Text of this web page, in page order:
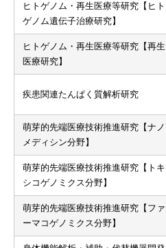
ヒトゲノム・再生医療等研究【ヒト
ゲノム遺伝子治療研究】
ヒトゲノム・再生医療等研究【再生
医療研究】
疾患関連たんぱく質解析研究
萌芽的先端医療技術推進研究【ナノ
メディシン分野】
萌芽的先端医療技術推進研究【トキ
シコゲノミクス分野】
萌芽的先端医療技術推進研究【ファ
ーマコゲノミクス分野】